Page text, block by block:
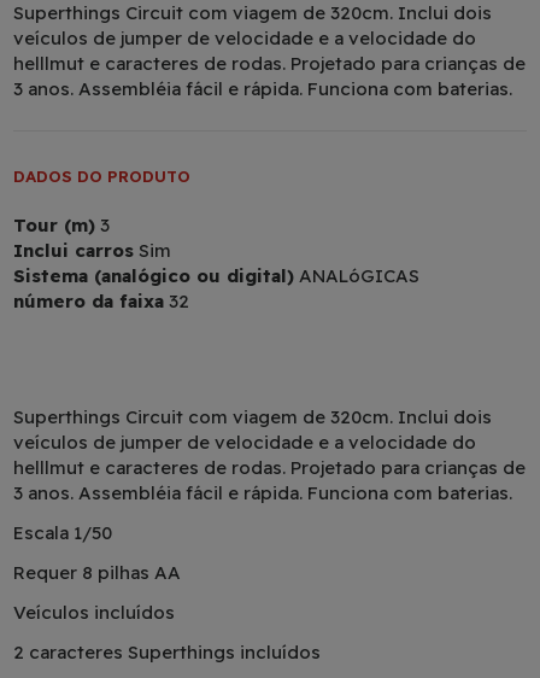
Superthings Circuit com viagem de 320cm. Inclui dois
veículos de jumper de velocidade e a velocidade do
helllmut e caracteres de rodas. Projetado para crianças de
3 anos. Assembléia fácil e rápida. Funciona com baterias.
DADOS DO PRODUTO
Tour (m) 3
Inclui carros Sim
Sistema (analógico ou digital) ANALóGICAS
número da faixa 32
Superthings Circuit com viagem de 320cm. Inclui dois
veículos de jumper de velocidade e a velocidade do
helllmut e caracteres de rodas. Projetado para crianças de
3 anos. Assembléia fácil e rápida. Funciona com baterias.
Escala 1/50
Requer 8 pilhas AA
Veículos incluídos
2 caracteres Superthings incluídos